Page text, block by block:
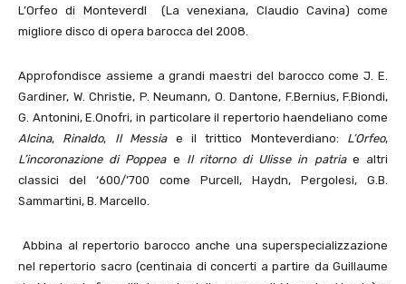
L’Orfeo di MonteverdI (La venexiana, Claudio Cavina) come
migliore disco di opera barocca del 2008.
Approfondisce assieme a grandi maestri del barocco come J. E.
Gardiner, W. Christie, P. Neumann, O. Dantone, F.Bernius, F.Biondi,
G. Antonini, E.Onofri, in particolare il repertorio haendeliano come
Alcina, Rinaldo, Il Messia e il trittico Monteverdiano: L’Orfeo,
L’incoronazione di Poppeae Il ritorno di Ulisse in patriae altri
classici del ‘600/’700 come Purcell, Haydn, Pergolesi, G.B.
Sammartini, B. Marcello.
Abbina al repertorio barocco anche una superspecializzazione
nel repertorio sacro (centinaia di concerti a partire da Guillaume